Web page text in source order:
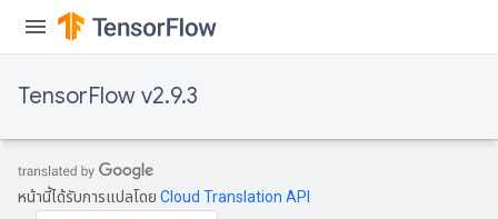
TensorFlow v2.9.3
หน้านี้ได้รับการแปลโดย Cloud Translation API